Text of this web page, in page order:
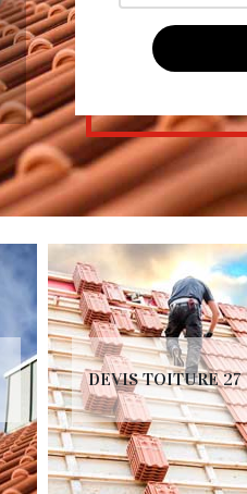
DEVIS TOITURE 27